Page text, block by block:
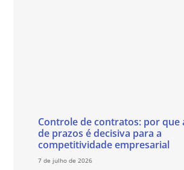
Controle de contratos: por que
de prazos é decisiva para a
competitividade empresarial
7 de julho de 2026